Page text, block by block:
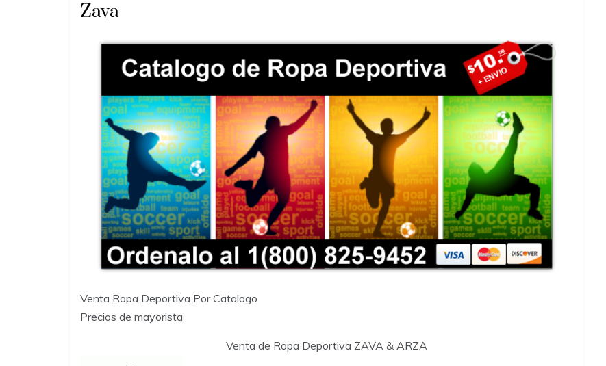
Zava
Venta Ropa Deportiva Por Catalogo
Precios de mayorista
Venta de Ropa Deportiva ZAVA & ARZA